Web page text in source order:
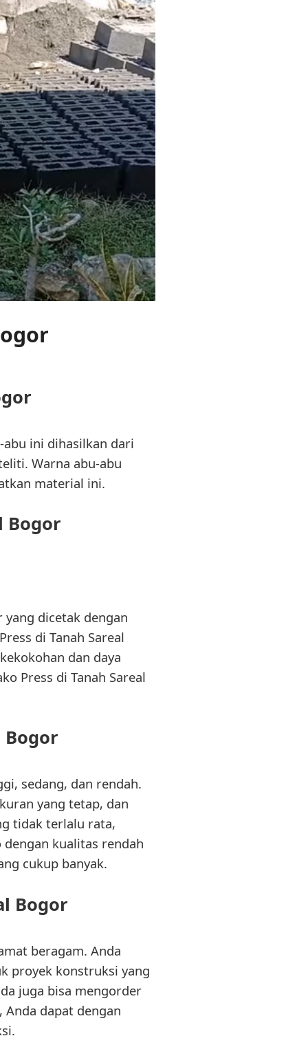
abu ini dihasilkan dari
Warna abu-abu
material ini.
Bogor
yang dicetak dengan
di Tanah Sareal
dan daya
Press di Tanah Sareal
Bogor
sedang, dan rendah.
yang tetap, dan
tidak terlalu rata,
kualitas rendah
cukup banyak.
Bogor
beragam. Anda
proyek konstruksi yang
juga bisa mengorder
dapat dengan